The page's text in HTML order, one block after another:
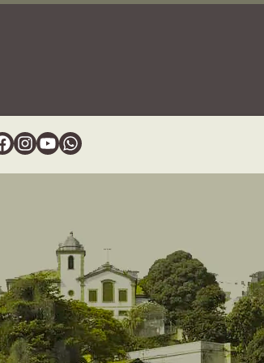
Facebook
Instagram
Youtube
Whatsapp